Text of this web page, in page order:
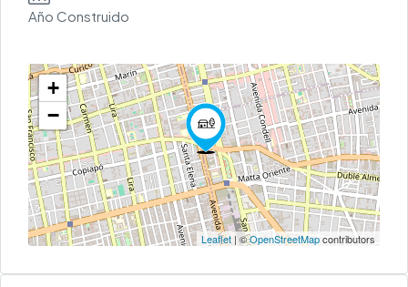
Año Construido
+
−
Leaflet | ©OpenStreetMapcontributors